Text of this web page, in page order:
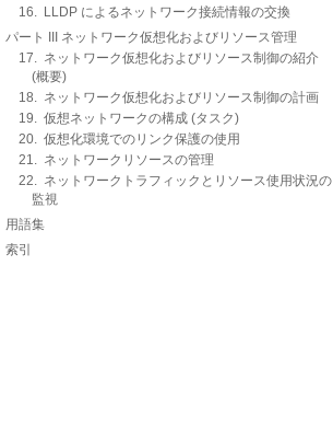
16. LLDP によるネットワーク接続情報の交換
パート III ネットワーク仮想化およびリソース管理
17. ネットワーク仮想化およびリソース制御の紹介
(概要)
18. ネットワーク仮想化およびリソース制御の計画
19. 仮想ネットワークの構成 (タスク)
20. 仮想化環境でのリンク保護の使用
21. ネットワークリソースの管理
22. ネットワークトラフィックとリソース使用状況の
監視
用語集
索引